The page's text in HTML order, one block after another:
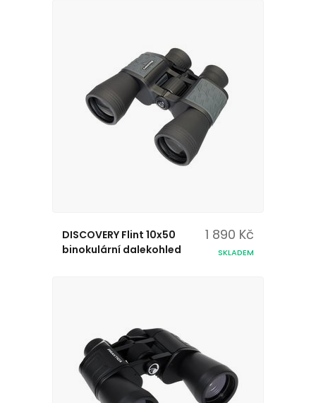
DISCOVERY Flint 10x50
binokulární dalekohled
1 890 Kč
SKLADEM